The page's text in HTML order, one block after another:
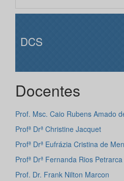
DCS
Docentes
Prof. Msc. Caio Rubens Amado
Profª Drª Christine Jacquet
Profª Drª Eufrázia Cristina de
Profª Drª Fernanda Rios Petrarca
Prof. Dr. Frank Nilton Marcon